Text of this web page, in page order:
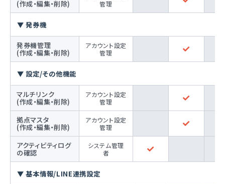
(作成・編集・削除)
管理
▼ 発券機
発券機管理
(作成・編集・削除)
アカウント設定
管理
▼ 設定/その他機能
マルチリンク
(作成・編集・削除)
アカウント設定
管理
拠点マスタ
(作成・編集・削除)
アカウント設定
管理
アクティビティログ
の確認
システム管理
者
▼ 基本情報/LINE連携設定